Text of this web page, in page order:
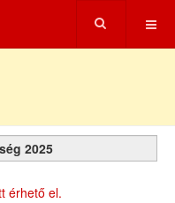
2025
érhető el.